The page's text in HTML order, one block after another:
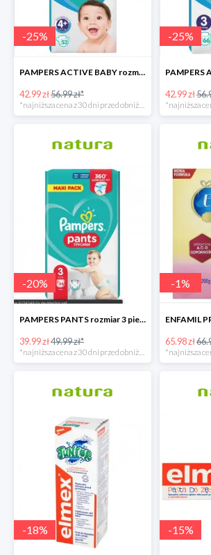
-25%
PAMPERS ACTIVE BABY rozmiar 4+, 53 pieluszki, 10-15kg
42.99 zł56.99 zł*
*najniższa cena z 30 dni przed obniżką
-25%
42.99 zł
-20%
PAMPERS PANTS rozmiar 3 pieluchomajtki
39.99 zł49.99 zł*
-1%
65.98 zł
-18% -15%